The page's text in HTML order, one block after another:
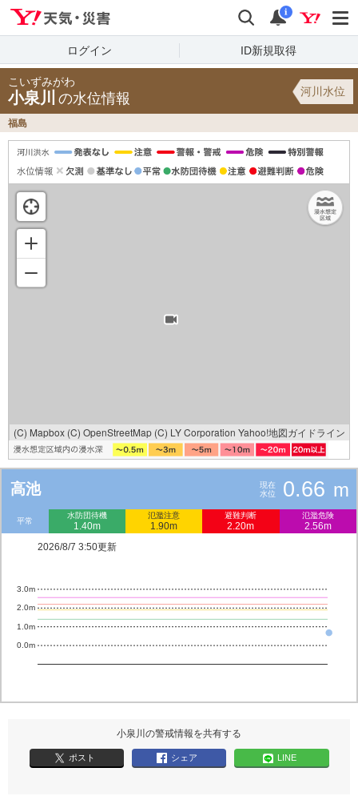
検索 通知
i
ログイン ID新規取得
こいずみがわ
小泉川 の水位情報 河川水位
福島
(C) Mapbox (C) OpenStreetMap (C) LY Corporation Yahoo!地図ガイドライン
高池
現在
水位
0.66 m
平常
水防団待機
1.40m
氾濫注意
1.90m
避難判断
2.20m
氾濫危険
2.56m
2026/8/7 3:50更新
0.0m
1.0m
2.0m
3.0m
小泉川の警戒情報を共有する
ポスト シェア LINE